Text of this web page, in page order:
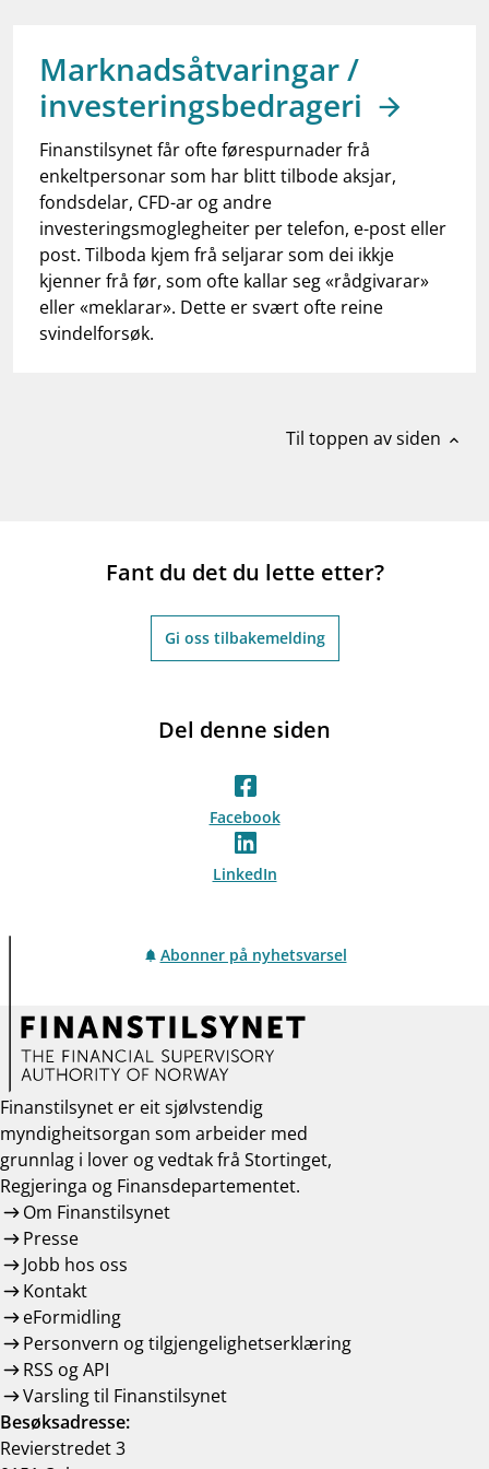
dashboardInformasjon for investorer
notifications_noneAbonner på nyhetsvarsel
Marknadsåtvaringar /
investeringsbedrageri
Finanstilsynet får ofte førespurnader frå
enkeltpersonar som har blitt tilbode aksjar,
fondsdelar, CFD-ar og andre
investeringsmoglegheiter per telefon, e-post eller
post. Tilboda kjem frå seljarar som dei ikkje
kjenner frå før, som ofte kallar seg «rådgivarar»
eller «meklarar». Dette er svært ofte reine
svindelforsøk.
Til toppen av siden expand_less
Fant du det du lette etter?
Gi oss tilbakemelding
Del denne siden
Facebook
LinkedIn
Abonner på nyhetsvarsel
Finanstilsynet er eit sjølvstendig
myndigheitsorgan som arbeider med
grunnlag i lover og vedtak frå Stortinget,
Regjeringa og Finansdepartementet.
Om Finanstilsynet
Presse
Jobb hos oss
Kontakt
eFormidling
Personvern og tilgjengelighetserklæring
RSS og API
Varsling til Finanstilsynet
Besøksadresse:
Revierstredet 3